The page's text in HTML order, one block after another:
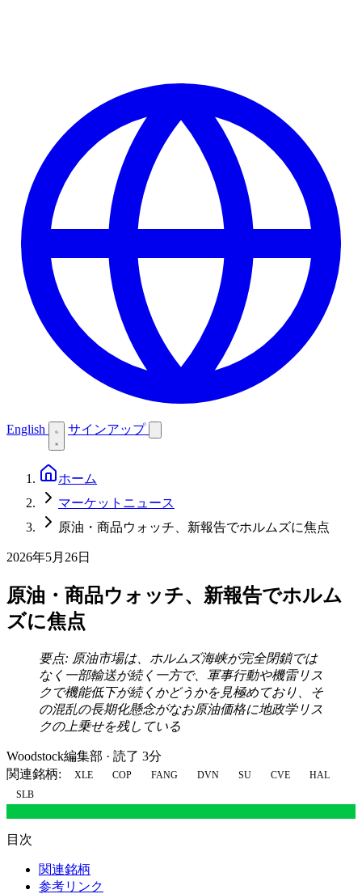
English サインアップ
ホーム
マーケットニュース
原油・商品ウォッチ、新報告でホルムズに焦点
2026年5月26日
原油・商品ウォッチ、新報告でホルム
ズに焦点
要点: 原油市場は、ホルムズ海峡が完全閉鎖では
なく一部輸送が続く一方で、軍事行動や機雷リス
クで機能低下が続くかどうかを見極めており、そ
の混乱の長期化懸念がなお原油価格に地政学リス
クの上乗せを残している
Woodstock編集部 · 読了 3分
関連銘柄:
XLE COP FANG DVN SU CVE
HAL
SLB
目次
関連銘柄
参考リンク